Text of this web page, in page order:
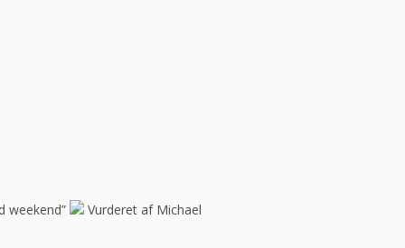
weekend” Vurderet af Michael